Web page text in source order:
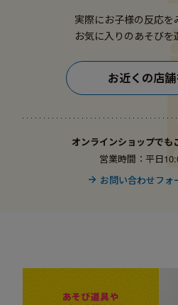
実際にお子様の反応を
お気に入りのあそびを
お近くの店
オンラインショップでも
営業時間：平日
お問い合わせフォ